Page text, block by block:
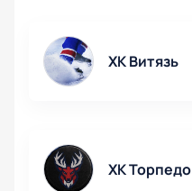
ХК Витязь
ХК Торпедо